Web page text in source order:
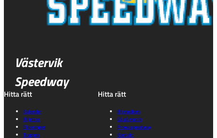
Västervik
Speedway
Hitta rätt
Kalender
Biljetter
Föreningen
Truppen
Hitta rätt
Bli medlem
Gå på match
Prova speedway
Kontakt